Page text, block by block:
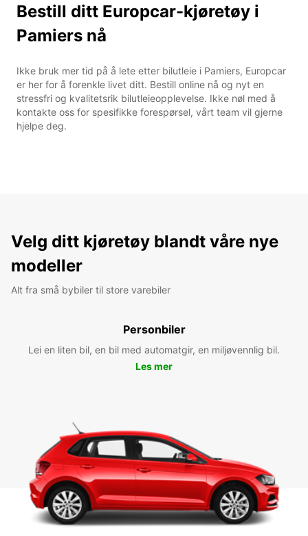
Bestill ditt Europcar-kjøretøy i
Pamiers nå
Ikke bruk mer tid på å lete etter bilutleie i Pamiers, Europcar
er her for å forenkle livet ditt. Bestill online nå og nyt en
stressfri og kvalitetsrik bilutleieopplevelse. Ikke nøl med å
kontakte oss for spesifikke forespørsel, vårt team vil gjerne
hjelpe deg.
Velg ditt kjøretøy blandt våre nye
modeller
Alt fra små bybiler til store varebiler
Personbiler
Lei en liten bil, en bil med automatgir, en miljøvennlig bil.
Les mer